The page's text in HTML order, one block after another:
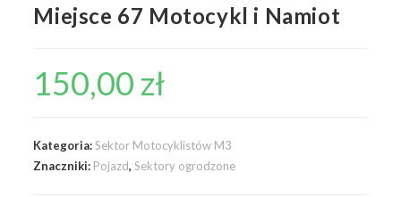
Miejsce 67 Motocykl i Namiot
150,00 zł
Kategoria:Sektor Motocyklistów M3
Znaczniki: Pojazd,Sektory ogrodzone